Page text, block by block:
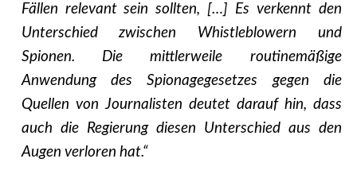
Fällen relevant sein sollten, […] Es verkennt den
Unterschied zwischen Whistleblowern und
Spionen. Die mittlerweile routinemäßige
Anwendung des Spionagegesetzes gegen die
Quellen von Journalisten deutet darauf hin, dass
auch die Regierung diesen Unterschied aus den
Augen verloren hat.“